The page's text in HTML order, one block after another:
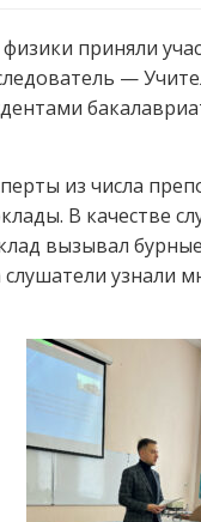
приняли
—
из числа
В качестве
вызывал
узнали